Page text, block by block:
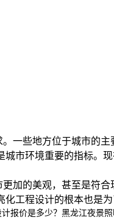
一些地方位于城市的
市环境重要的指标。
加的美观，甚至是符
工程设计的根本也是
报价是多少？黑龙江夜景